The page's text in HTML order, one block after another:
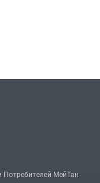
Потребителей МейТан